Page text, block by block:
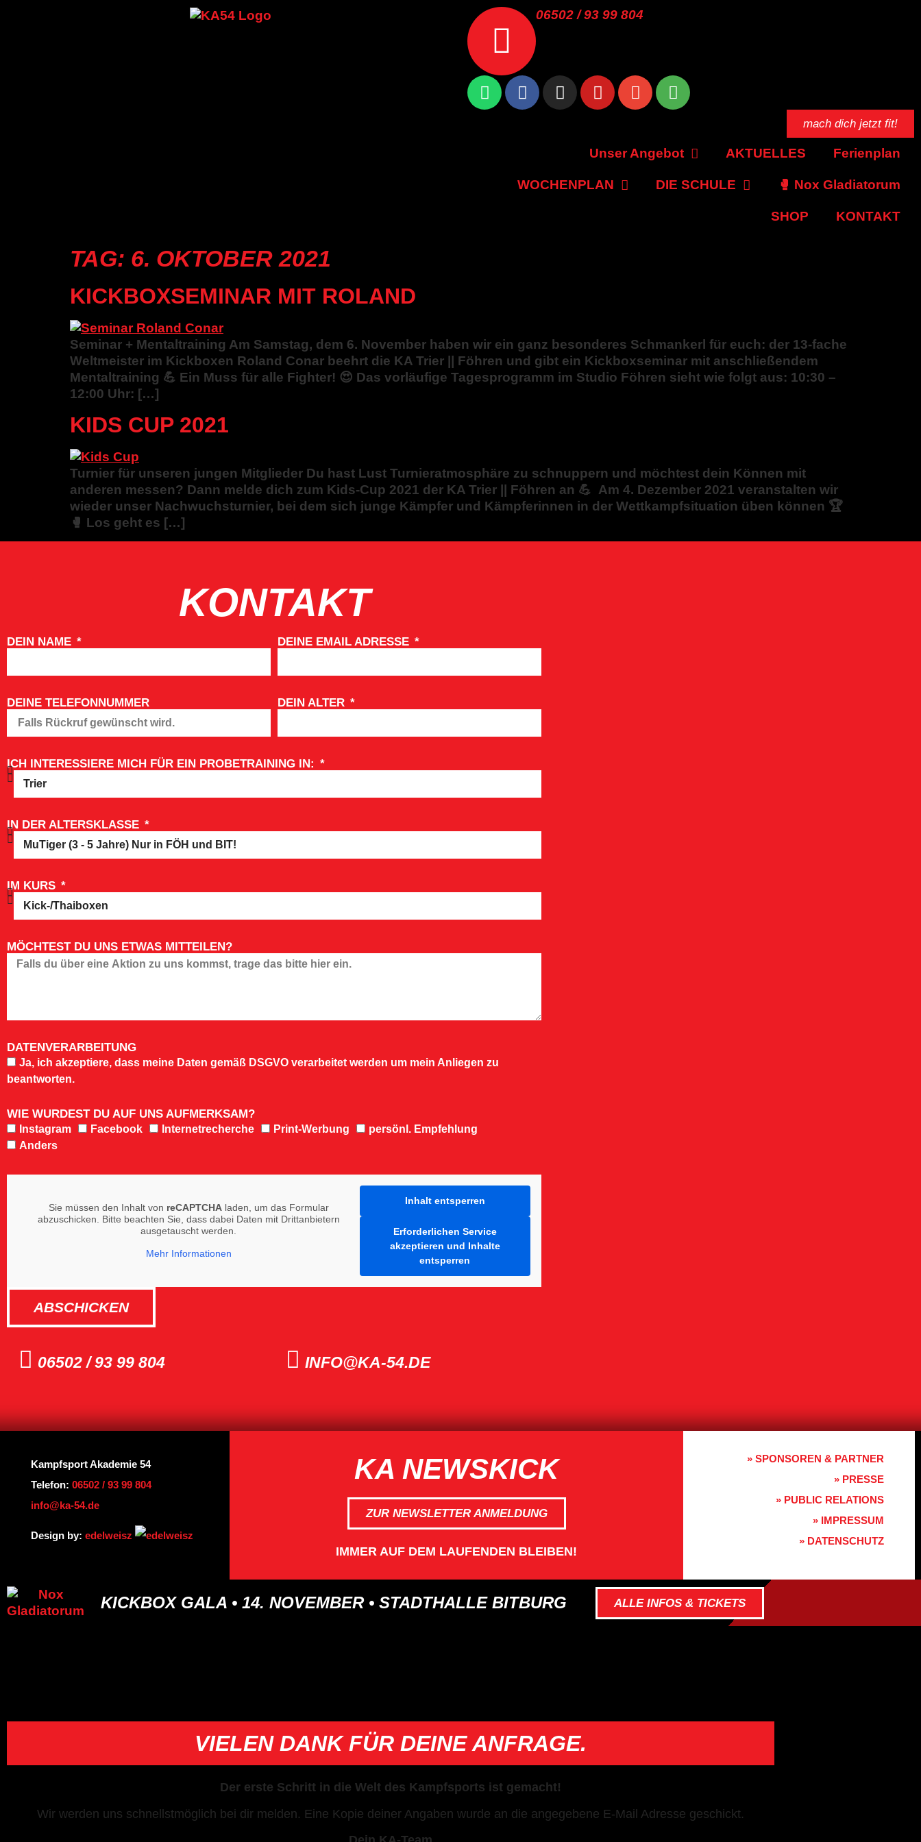
06502 / 93 99 804
mach dich jetzt fit!
Unser Angebot AKTUELLES Ferienplan
WOCHENPLAN DIE SCHULE 🥊 Nox Gladiatorum
SHOP KONTAKT
TAG: 6. OKTOBER 2021
KICKBOXSEMINAR MIT ROLAND
Seminar + Mentaltraining Am Samstag, dem 6. November haben wir ein ganz besonderes Schmankerl für euch: der 13-fache
Weltmeister im Kickboxen Roland Conar beehrt die KA Trier || Föhren und gibt ein Kickboxseminar mit anschließendem
Mentaltraining 💪 Ein Muss für alle Fighter! 😍 Das vorläufige Tagesprogramm im Studio Föhren sieht wie folgt aus: 10:30 –
12:00 Uhr: […]
KIDS CUP 2021
Turnier für unseren jungen Mitglieder Du hast Lust Turnieratmosphäre zu schnuppern und möchtest dein Können mit
anderen messen? Dann melde dich zum Kids-Cup 2021 der KA Trier || Föhren an 💪 Am 4. Dezember 2021 veranstalten wir
wieder unser Nachwuchsturnier, bei dem sich junge Kämpfer und Kämpferinnen in der Wettkampfsituation üben können 🏆
🥊 Los geht es […]
KONTAKT
DEIN NAME DEINE EMAIL ADRESSE
DEINE TELEFONNUMMER DEIN ALTER
ICH INTERESSIERE MICH FÜR EIN PROBETRAINING IN:
IN DER ALTERSKLASSE
IM KURS
MÖCHTEST DU UNS ETWAS MITTEILEN?
DATENVERARBEITUNG
Ja, ich akzeptiere, dass meine Daten gemäß DSGVO verarbeitet werden um mein Anliegen zu
beantworten.
WIE WURDEST DU AUF UNS AUFMERKSAM?
Instagram Facebook Internetrecherche Print-Werbung
persönl. Empfehlung
Anders
Sie müssen den Inhalt von reCAPTCHAladen, um das Formular
abzuschicken. Bitte beachten Sie, dass dabei Daten mit Drittanbietern
ausgetauscht werden.
Mehr Informationen
Inhalt entsperren
Erforderlichen Service
akzeptieren und Inhalte
entsperren
ABSCHICKEN
06502 / 93 99 804 INFO@KA-54.DE
Kampfsport Akademie 54
Telefon: 06502 / 93 99 804
info@ka-54.de
Design by: edelweisz
KA NEWSKICK
ZUR NEWSLETTER ANMELDUNG
IMMER AUF DEM LAUFENDEN BLEIBEN!
» SPONSOREN & PARTNER
» PRESSE
» PUBLIC RELATIONS
» IMPRESSUM
» DATENSCHUTZ
KICKBOX GALA • 14. NOVEMBER • STADTHALLE BITBURG ALLE INFOS & TICKETS
VIELEN DANK FÜR DEINE ANFRAGE.
Der erste Schritt in die Welt des Kampfsports ist gemacht!
Wir werden uns schnellstmöglich bei dir melden. Eine Kopie deiner Angaben wurde an die angegebene E-Mail Adresse geschickt.